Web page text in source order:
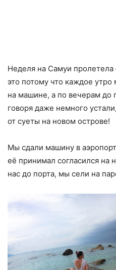
Неделя на Самуи
это потому что каждое утро
на машине, а по вечерам до
говоря даже немного
от суеты на новом острове!
Мы сдали машину в
её принимал согласился на
нас до порта, мы сели на